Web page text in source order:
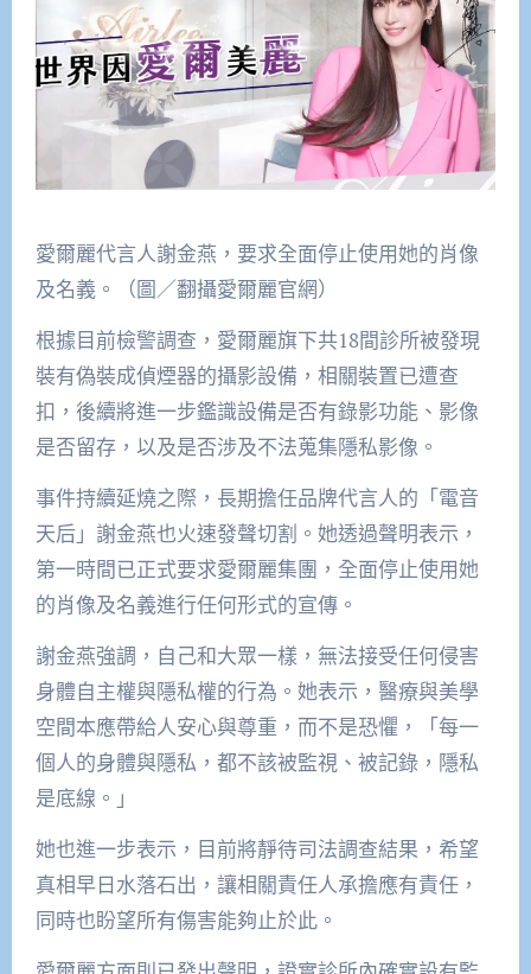
愛爾麗代言人謝金燕，要求全面停止使用她的肖像
及名義。（圖／翻攝愛爾麗官網）
根據目前檢警調查，愛爾麗旗下共18間診所被發現
裝有偽裝成偵煙器的攝影設備，相關裝置已遭查
扣，後續將進一步鑑識設備是否有錄影功能、影像
是否留存，以及是否涉及不法蒐集隱私影像。
事件持續延燒之際，長期擔任品牌代言人的「電音
天后」謝金燕也火速發聲切割。她透過聲明表示，
第一時間已正式要求愛爾麗集團，全面停止使用她
的肖像及名義進行任何形式的宣傳。
謝金燕強調，自己和大眾一樣，無法接受任何侵害
身體自主權與隱私權的行為。她表示，醫療與美學
空間本應帶給人安心與尊重，而不是恐懼，「每一
個人的身體與隱私，都不該被監視、被記錄，隱私
是底線。」
她也進一步表示，目前將靜待司法調查結果，希望
真相早日水落石出，讓相關責任人承擔應有責任，
同時也盼望所有傷害能夠止於此。